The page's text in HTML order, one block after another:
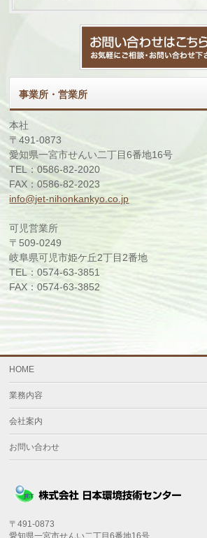
事業所・営業所
本社
〒491-0873
愛知県一宮市せんい二丁目6番地16号
TEL：0586-82-2020
FAX：0586-82-2023
info@jet-nihonkankyo.co.jp
可児営業所
〒509-0249
岐阜県可児市姫ケ丘2丁目2番地
TEL：0574-63-3851
FAX：0574-63-3852
HOME
業務内容
会社案内
お問い合わせ
〒491-0873
愛知県一宮市せんい二丁目6番地16号